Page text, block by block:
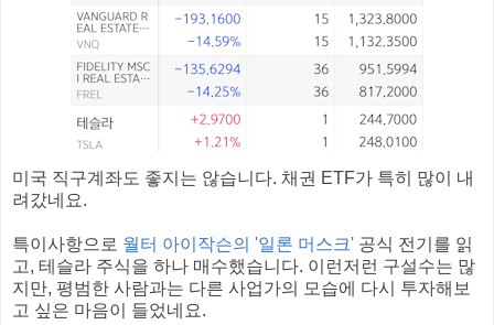
미국 직구계좌도 좋지는 않습니다. 채권 ETF가 특히 많이 내
려갔네요.
특이사항으로 월터 아이작슨의 '일론 머스크' 공식 전기를 읽
고, 테슬라 주식을 하나 매수했습니다. 이런저런 구설수는 많
지만, 평범한 사람과는 다른 사업가의 모습에 다시 투자해보
고 싶은 마음이 들었네요.